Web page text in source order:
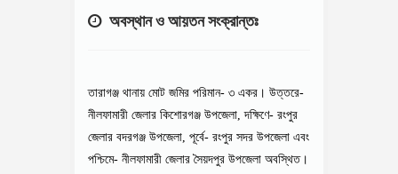
অবস্থান ও আয়তন সংক্রান্তঃ
তারাগঞ্জ থানায় মোট জমির পরিমান- ৩ একর। উত্তরে-
নীলফামারী জেলার কিশোরগঞ্জ উপজেলা, দক্ষিণে- রংপুর
জেলার বদরগঞ্জ উপজেলা, পূর্বে- রংপুর সদর উপজেলা এবং
পশ্চিমে- নীলফামারী জেলার সৈয়দপুর উপজেলা অবস্থিত।